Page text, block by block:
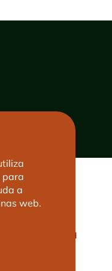
para
a
web.
legal
Política de privacidad